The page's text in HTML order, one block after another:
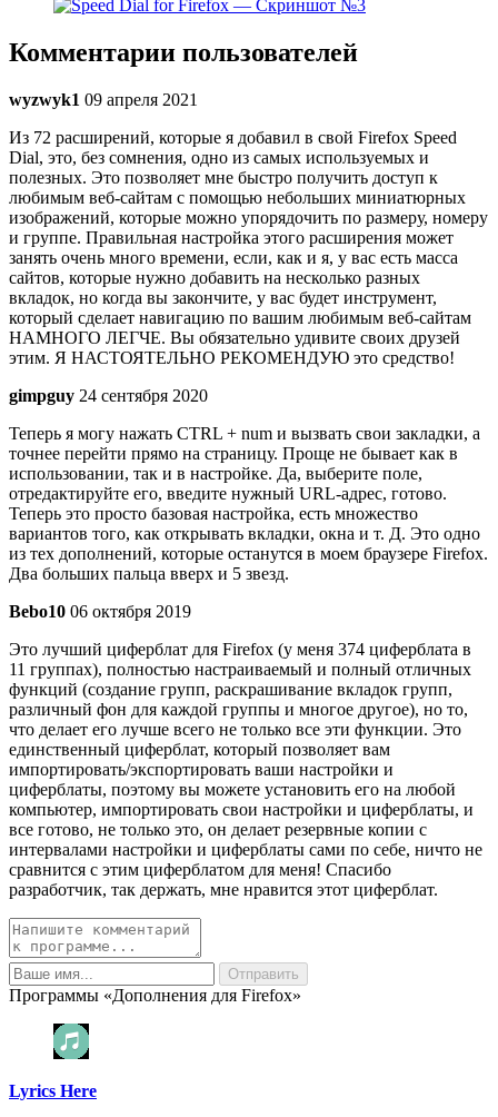
Комментарии пользователей
wyzwyk1 09 апреля 2021
Из 72 расширений, которые я добавил в свой Firefox Speed
Dial, это, без сомнения, одно из самых используемых и
полезных. Это позволяет мне быстро получить доступ к
любимым веб-сайтам с помощью небольших миниатюрных
изображений, которые можно упорядочить по размеру, номеру
и группе. Правильная настройка этого расширения может
занять очень много времени, если, как и я, у вас есть масса
сайтов, которые нужно добавить на несколько разных
вкладок, но когда вы закончите, у вас будет инструмент,
который сделает навигацию по вашим любимым веб-сайтам
НАМНОГО ЛЕГЧЕ. Вы обязательно удивите своих друзей
этим. Я НАСТОЯТЕЛЬНО РЕКОМЕНДУЮ это средство!
gimpguy 24 сентября 2020
Теперь я могу нажать CTRL + num и вызвать свои закладки, а
точнее перейти прямо на страницу. Проще не бывает как в
использовании, так и в настройке. Да, выберите поле,
отредактируйте его, введите нужный URL-адрес, готово.
Теперь это просто базовая настройка, есть множество
вариантов того, как открывать вкладки, окна и т. Д. Это одно
из тех дополнений, которые останутся в моем браузере Firefox.
Два больших пальца вверх и 5 звезд.
Bebo10 06 октября 2019
Это лучший циферблат для Firefox (у меня 374 циферблата в
11 группах), полностью настраиваемый и полный отличных
функций (создание групп, раскрашивание вкладок групп,
различный фон для каждой группы и многое другое), но то,
что делает его лучше всего не только все эти функции. Это
единственный циферблат, который позволяет вам
импортировать/экспортировать ваши настройки и
циферблаты, поэтому вы можете установить его на любой
компьютер, импортировать свои настройки и циферблаты, и
все готово, не только это, он делает резервные копии с
интервалами настройки и циферблаты сами по себе, ничто не
сравнится с этим циферблатом для меня! Спасибо
разработчик, так держать, мне нравится этот циферблат.
Программы «Дополнения для Firefox»
Lyrics Here